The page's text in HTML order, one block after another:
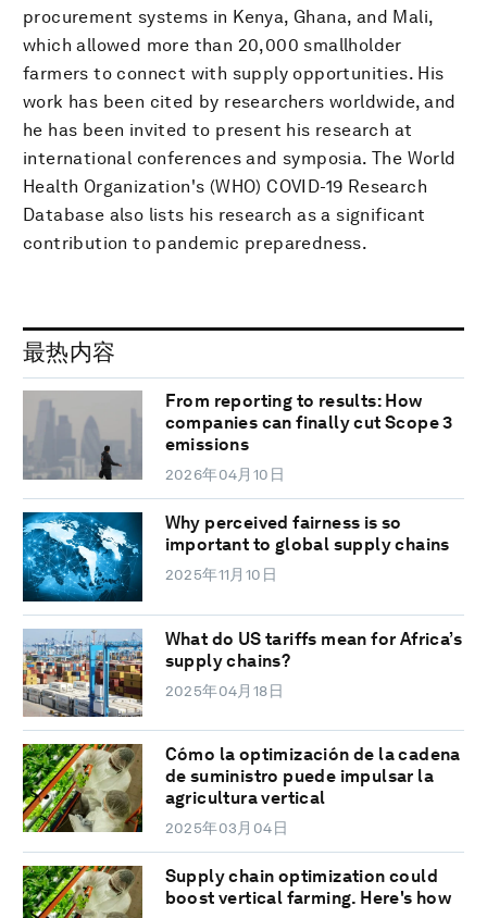
procurement systems in Kenya, Ghana, and Mali,
which allowed more than 20,000 smallholder
farmers to connect with supply opportunities. His
work has been cited by researchers worldwide, and
he has been invited to present his research at
international conferences and symposia. The World
Health Organization's (WHO) COVID-19 Research
Database also lists his research as a significant
contribution to pandemic preparedness.
最热内容
From reporting to results: How
companies can finally cut Scope 3
emissions
2026年04月10日
Why perceived fairness is so
important to global supply chains
2025年11月10日
What do US tariffs mean for Africa’s
supply chains?
2025年04月18日
Cómo la optimización de la cadena
de suministro puede impulsar la
agricultura vertical
2025年03月04日
Supply chain optimization could
boost vertical farming. Here's how